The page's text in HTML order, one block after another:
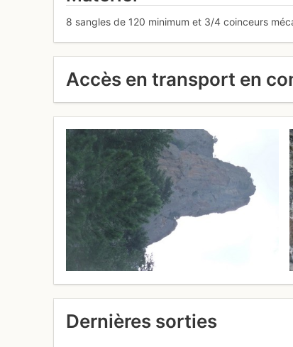
8 sangles de 120 minimum et 3/4 coinceurs
Accès en transport en
Dernières sorties